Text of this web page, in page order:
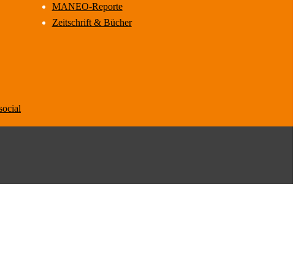
MANEO-Reporte
Zeitschrift & Bücher